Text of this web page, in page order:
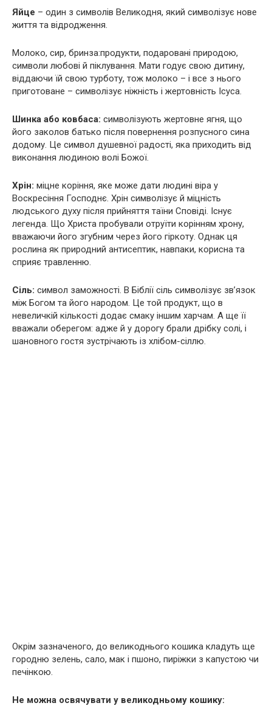
Яйце – один з символів Великодня, який символізує нове
життя та відродження.
Молоко, сир, бринза:продукти, подаровані природою,
символи любові й піклування. Мати годує свою дитину,
віддаючи їй свою турботу, тож молоко – і все з нього
приготоване – символізує ніжність і жертовність Ісуса.
Шинка або ковбаса: символізують жертовне ягня, що
його заколов батько після повернення розпусного сина
додому. Це символ душевної радості, яка приходить від
виконання людиною волі Божої.
Хрін: міцне коріння, яке може дати людині віра у
Воскресіння Господнє. Хрін символізує й міцність
людського духу після прийняття таїни Сповіді. Існує
легенда. Що Христа пробували отруїти корінням хрону,
вважаючи його згубним через його гіркоту. Однак ця
рослина як природний антисептик, навпаки, корисна та
сприяє травленню.
Сіль: символ заможності. В Біблії сіль символізує зв’язок
між Богом та його народом. Це той продукт, що в
невеличкій кількості додає смаку іншим харчам. А ще її
вважали оберегом: адже й у дорогу брали дрібку солі, і
шановного гостя зустрічають із хлібом-сіллю.
Окрім зазначеного, до великоднього кошика кладуть ще
городню зелень, сало, мак і пшоно, пиріжки з капустою чи
печінкою.
Не можна освячувати у великодньому кошику: